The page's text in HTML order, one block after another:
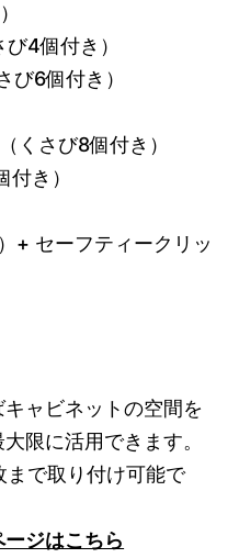
4個付き）
6個付き）
くさび8個付き）
き）
+ セーフティークリッ
ャビネットの空間を
限に活用できます。
まで取り付け可能で
ジはこちら